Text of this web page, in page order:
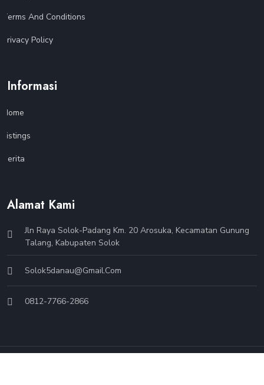
Terms And Conditions
Privacy Policy
Informasi
Home
Listings
Berita
Alamat Kami
Jln Raya Solok-Padang Km. 20 Arosuka, Kecamatan Gunung
Talang, Kabupaten Solok
Solok5danau@gmail.com
0812-7766-2866